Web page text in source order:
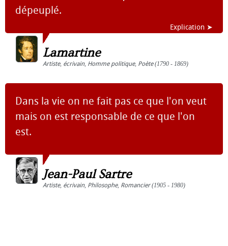
dépeuplé.
Explication ➤
Lamartine
Artiste, écrivain, Homme politique, Poète(1790 - 1869)
Dans la vie on ne fait pas ce que l'on veut
mais on est responsable de ce que l'on
est.
Jean-Paul Sartre
Artiste, écrivain, Philosophe, Romancier(1905 - 1980)